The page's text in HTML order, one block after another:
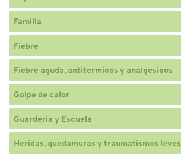
Familia
Fiebre
Fiebre aguda, antitermicos y analgesicos
Golpe de calor
Guardería y Escuela
Heridas, quedamuras y traumatismos leves